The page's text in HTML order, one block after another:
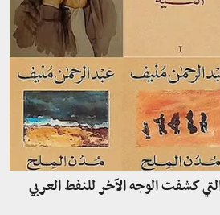
كشفت الوجه الآخر للنفط العربي